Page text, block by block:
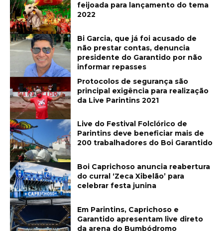
feijoada para lançamento do tema
2022
Bi Garcia, que já foi acusado de
não prestar contas, denuncia
presidente do Garantido por não
informar repasses
Protocolos de segurança são
principal exigência para realização
da Live Parintins 2021
Live do Festival Folclórico de
Parintins deve beneficiar mais de
200 trabalhadores do Boi Garantido
Boi Caprichoso anuncia reabertura
do curral ‘Zeca Xibelão’ para
celebrar festa junina
Em Parintins, Caprichoso e
Garantido apresentam live direto
da arena do Bumbódromo